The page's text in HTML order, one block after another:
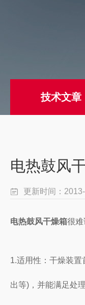
技术文章
电热鼓风
更新时间：
电热鼓风干燥箱很
1.适用性：干燥装
出等)，并能满足处